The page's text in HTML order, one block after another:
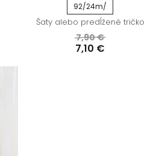
92/24m/
Šaty alebo predĺžené tričko
7,90 €
7,10 €